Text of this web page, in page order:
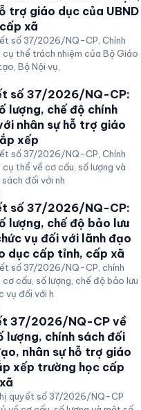
trợ giáo dục của UBND
xã
số 37/2026/NQ-CP, Chính
cụ thể trách nhiệm của Bộ Giáo
Bộ Nội vụ,
số 37/2026/NQ-CP:
lượng, chế độ chính
nhân sự hỗ trợ giáo
xếp
số 37/2026/NQ-CP, Chính
thể về cơ cấu, số lượng và
đối với nh
số 37/2026/NQ-CP:
lượng, chế độ bảo lưu
vụ đối với lãnh đạo
dục cấp tỉnh, cấp xã
số 37/2026/NQ-CP, chính
cấu, số lượng, chế độ bảo lưu
vụ đối với h
37/2026/NQ-CP về
lượng, chính sách đối
nhân sự hỗ trợ giáo
xếp trường học cấp
quyết số 37/2026/NQ-CP